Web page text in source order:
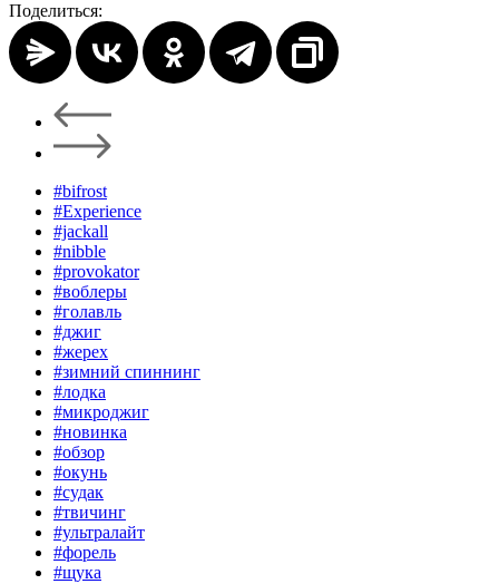
Поделиться:
#bifrost
#Experience
#jackall
#nibble
#provokator
#воблеры
#голавль
#джиг
#жерех
#зимний спиннинг
#лодка
#микроджиг
#новинка
#обзор
#окунь
#судак
#твичинг
#ультралайт
#форель
#щука